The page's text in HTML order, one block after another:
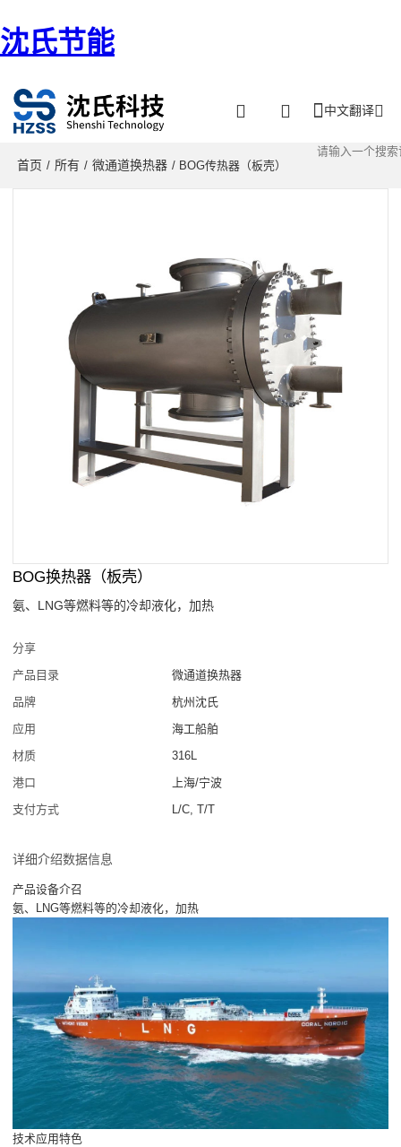
沈氏节能
中文翻译
首页 / 所有 / 微通道换热器 / BOG传热器（板壳）
BOG换热器（板壳）
氨、LNG等燃料等的冷却液化，加热
分享
产品目录
微通道换热器
品牌
杭州沈氏
应用
海工船舶
材质
316L
港口
上海/宁波
支付方式
L/C, T/T
详细介绍数据信息
产品设备介召
氨、LNG等燃料等的冷却液化，加热
技术应用特色